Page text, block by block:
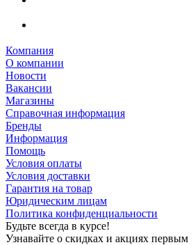
Компания
О компании
Новости
Вакансии
Магазины
Справочная информация
Бренды
Информация
Помощь
Условия оплаты
Условия доставки
Гарантия на товар
Юридическим лицам
Политика конфиденциальности
Будьте всегда в курсе!
Узнавайте о скидках и акциях первым